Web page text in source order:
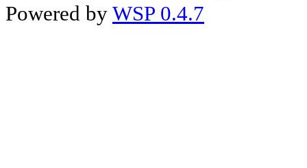
Powered by WSP 0.4.7